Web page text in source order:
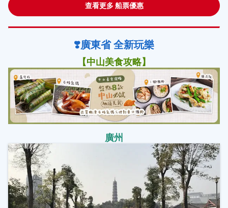
廳，能容納近二百人把酒言歡。 廣州南沙珠江三角洲世貿中
心大廈採用開放式設計，引入大量天然空氣，公寓樓層每層
均有空中花園，採用立體式的綠化佈局。公寓內設計簡約、
域，實現智能化管理，讓您在這裏體驗家一般的便捷，家一
查看更多 船票優惠
❣️廣東省 全新玩樂
【中山美食攻略】
廣州